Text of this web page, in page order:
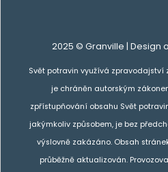
2025 © Granville | Design
Svět potravin využívá zpravodajství
je chráněn autorským
zpřístupňování obsahu Svět
jakýmkoliv způsobem, je bez
výslovně zakázáno. Obsah
průběžně aktualizován.